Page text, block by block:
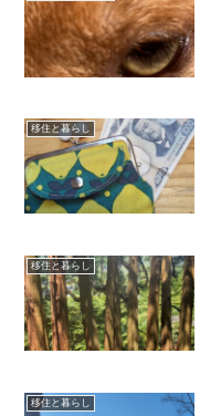
移住と暮らし
移住と暮らし
移住と暮らし